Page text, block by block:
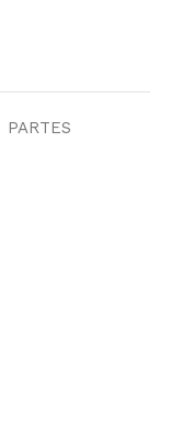
PARTES